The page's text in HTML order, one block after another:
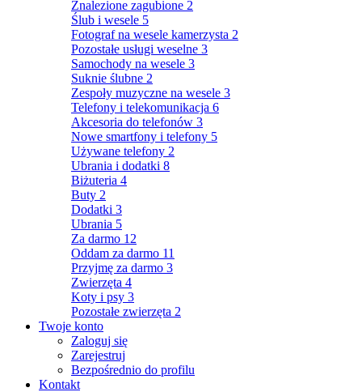
Znalezione zagubione 2
Ślub i wesele 5
Fotograf na wesele kamerzysta 2
Pozostałe usługi weselne 3
Samochody na wesele 3
Suknie ślubne 2
Zespoły muzyczne na wesele 3
Telefony i telekomunikacja 6
Akcesoria do telefonów 3
Nowe smartfony i telefony 5
Używane telefony 2
Ubrania i dodatki 8
Biżuteria 4
Buty 2
Dodatki 3
Ubrania 5
Za darmo 12
Oddam za darmo 11
Przyjmę za darmo 3
Zwierzęta 4
Koty i psy 3
Pozostałe zwierzęta 2
Twoje konto
Zaloguj się
Zarejestruj
Bezpośrednio do profilu
Kontakt